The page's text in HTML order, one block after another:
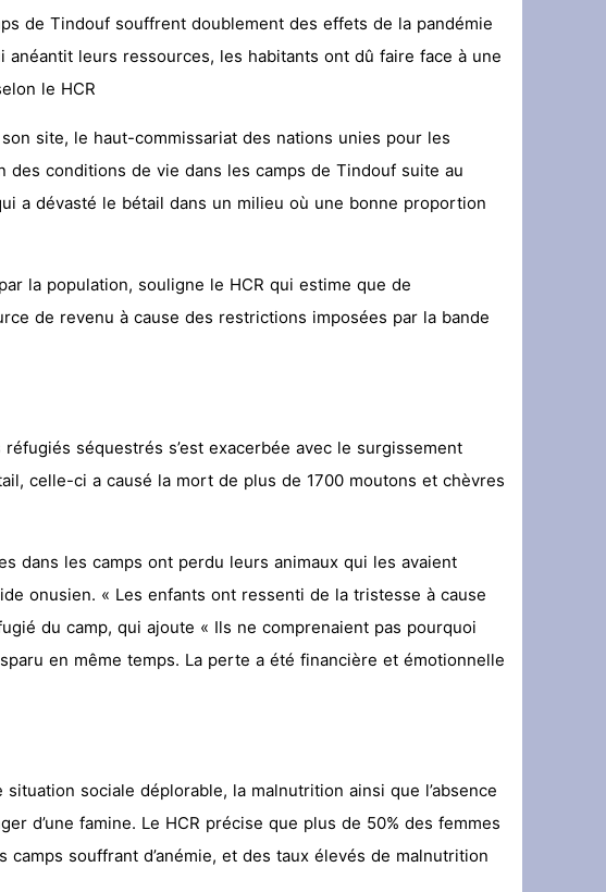
**Terremoto en la OTAN: ¡Estados Unidos y Turquía rechazan a España y protegen Ceuta y Melilla, Marruecos! **
*Crisis migratoria de Ceuta: Los hechos, las hipótesis y las manipulaciones*
de Tindouf souffrent doublement des effets de la pandémie
leurs ressources, les habitants ont dû faire face à une
le HCR.
site, le haut-commissariat des nations unies pour les
des conditions de vie dans les camps de Tindouf suite au
a dévasté le bétail dans un milieu où une bonne proportion
la population, souligne le HCR qui estime que de
de revenu à cause des restrictions imposées par la bande
séquestrés s’est exacerbée avec le surgissement
celle-ci a causé la mort de plus de 1700 moutons et chèvres
dans les camps ont perdu leurs animaux qui les avaient
onusien. « Les enfants ont ressenti de la tristesse à cause
du camp, qui ajoute « Ils ne comprenaient pas pourquoi
en même temps. La perte a été financière et émotionnelle
sociale déplorable, la malnutrition ainsi que l’absence
d’une famine. Le HCR précise que plus de 50% des femmes
souffrant d’anémie, et des taux élevés de malnutrition